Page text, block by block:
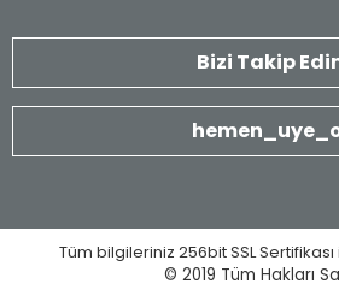
Bizi Takip
Tüm bilgileriniz 256bit SSL
© 2019 Tüm Hakları